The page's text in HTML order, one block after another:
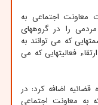
معاونت اجتماعی به
را در گروههای
که می توانند به
فعالیتهایی که می
اضافه کرد: در
به معاونت اجتماعی